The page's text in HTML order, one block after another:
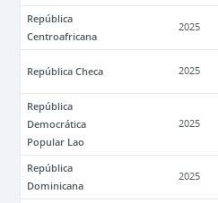
República
Centroafricana
2025
República Checa 2025
República
Democrática
Popular Lao
2025
República
Dominicana
2025